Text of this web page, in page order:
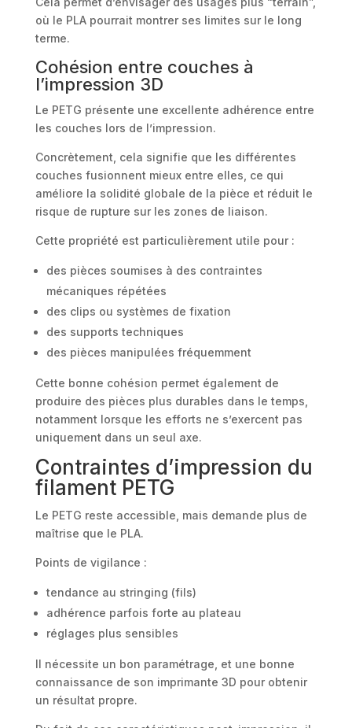
où le PLA pourrait montrer ses limites sur le long
terme.
Cohésion entre couches à
l’impression 3D
Le PETG présente une excellente adhérence entre
les couches lors de l’impression.
Concrètement, cela signifie que les différentes
couches fusionnent mieux entre elles, ce qui
améliore la solidité globale de la pièce et réduit le
risque de rupture sur les zones de liaison.
Cette propriété est particulièrement utile pour :
des pièces soumises à des contraintes
mécaniques répétées
des clips ou systèmes de fixation
des supports techniques
des pièces manipulées fréquemment
Cette bonne cohésion permet également de
produire des pièces plus durables dans le temps,
notamment lorsque les efforts ne s’exercent pas
uniquement dans un seul axe.
Contraintes d’impression du
filament PETG
Le PETG reste accessible, mais demande plus de
maîtrise que le PLA.
Points de vigilance :
tendance au stringing (fils)
adhérence parfois forte au plateau
réglages plus sensibles
Il nécessite un bon paramétrage, et une bonne
connaissance de son imprimante 3D pour obtenir
un résultat propre.